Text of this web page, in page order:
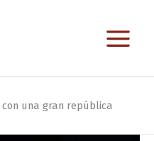
con una gran república